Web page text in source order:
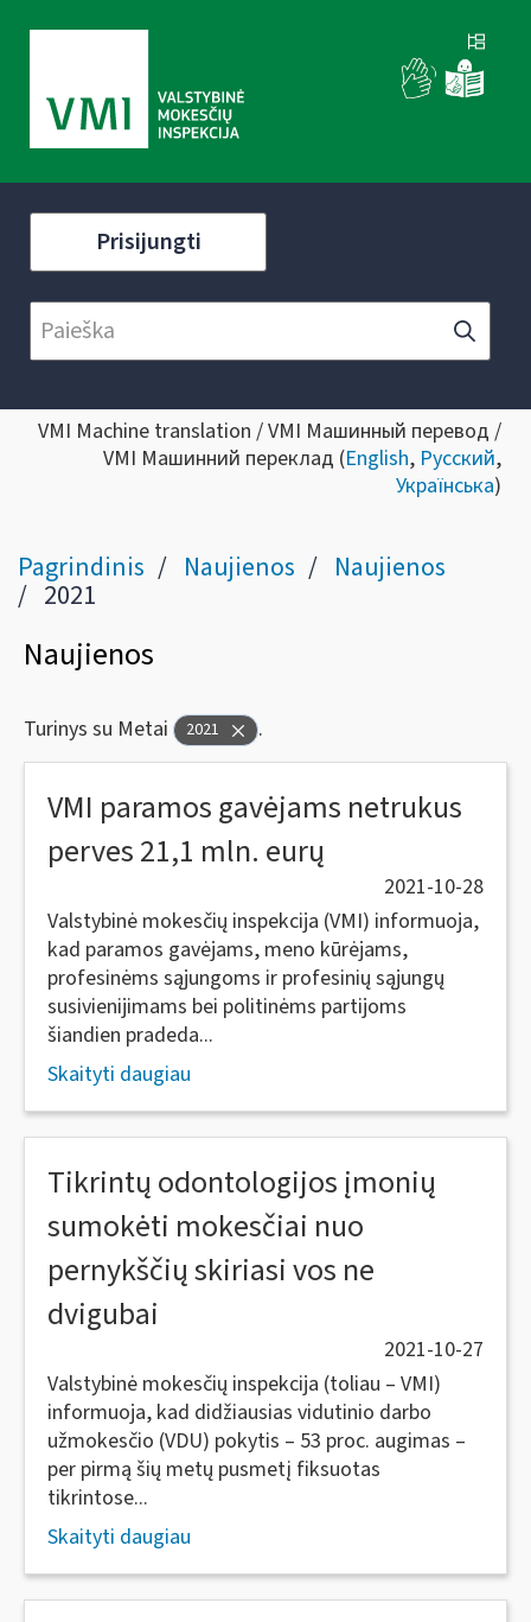
Prisijungti
VMI Machine translation / VMI Машинный перевод /
VMI Машинний переклад (English, Русский,
Українська)
Pagrindinis Naujienos Naujienos
2021
Naujienos
Turinys su Metai 2021 .
VMI paramos gavėjams netrukus
perves 21,1 mln. eurų
2021-10-28
Valstybinė mokesčių inspekcija (VMI) informuoja,
kad paramos gavėjams, meno kūrėjams,
profesinėms sąjungoms ir profesinių sąjungų
susivienijimams bei politinėms partijoms
šiandien pradeda...
Skaityti daugiau
Tikrintų odontologijos įmonių
sumokėti mokesčiai nuo
pernykščių skiriasi vos ne
dvigubai
2021-10-27
Valstybinė mokesčių inspekcija (toliau – VMI)
informuoja, kad didžiausias vidutinio darbo
užmokesčio (VDU) pokytis – 53 proc. augimas –
per pirmą šių metų pusmetį fiksuotas
tikrintose...
Skaityti daugiau